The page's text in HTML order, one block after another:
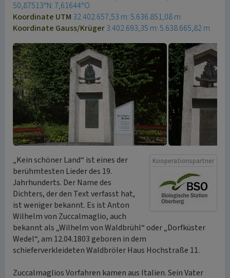
50,87513°N: 7,61644°O
Koordinate UTM 32.402.657,53 m: 5.636.851,08 m
Koordinate Gauss/Krüger3.402.693,35 m: 5.638.665,82 m
Kooperationspartner
„Kein schöner Land“ ist eines der
berühmtesten Lieder des 19.
Jahrhunderts. Der Name des
Dichters, der den Text verfasst hat,
ist weniger bekannt. Es ist Anton
Wilhelm von Zuccalmaglio, auch
bekannt als „Wilhelm von Waldbrühl“ oder „Dorfküster
Wedel“, am 12.04.1803 geboren in dem
schieferverkleideten Waldbröler Haus Hochstraße 11.
Zuccalmaglios Vorfahren kamen aus Italien. Sein Vater